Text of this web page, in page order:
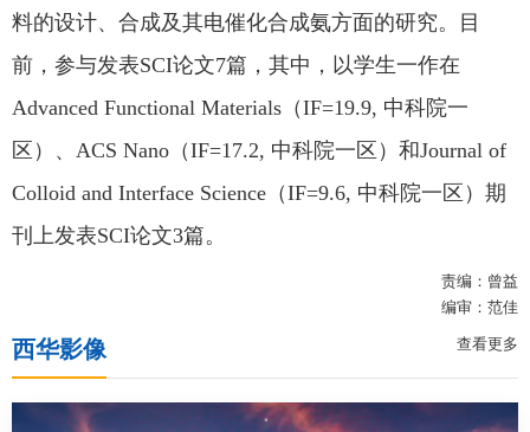
料的设计、合成及其电催化合成氨方面的研究。目
前，参与发表SCI论文7篇，其中，以学生一作在
Advanced Functional Materials（IF=19.9, 中科院一
区）、ACS Nano（IF=17.2, 中科院一区）和Journal of
Colloid and Interface Science（IF=9.6, 中科院一区）期
刊上发表SCI论文3篇。
责编：曾益
编审：范佳
西华影像 查看更多